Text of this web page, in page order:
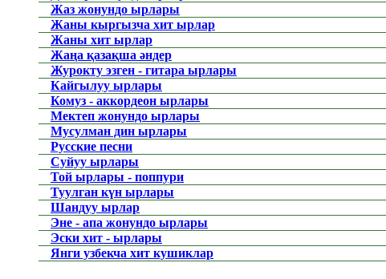
Жаз жонундо ырлары
Жаны кыргызча хит ырлар
Жаны хит ырлар
Жаңа қазақша әндер
Журокту эзген - гитара ырлары
Кайгылуу ырлары
Комуз - аккордеон ырлары
Мектеп жонундо ырлары
Мусулман дин ырлары
Русские песни
Суйуу ырлары
Той ырлары - поппури
Туулган күн ырлары
Шандуу ырлар
Эне - апа жонундо ырлары
Эски хит - ырлары
Янги узбекча хит кушиклар